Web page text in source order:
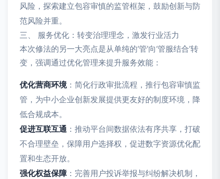
风险，探索建立包容审慎的监管框架，鼓励创新与防
范风险并重。
三、 服务优化：转变治理理念，激发行业活力
本次修法的另一大亮点是从单纯的‘管’向‘管服结合’转
变，强调通过优化管理来提升服务效能：
优化营商环境：简化行政审批流程，推行包容审慎监
管，为中小企业创新发展提供更友好的制度环境，降
低合规成本。
促进互联互通 ：推动平台间数据依法有序共享，打破
不合理壁垒，保障用户选择权，促进数字资源优化配
置和生态开放。
强化权益保障：完善用户投诉举报与纠纷解决机制，